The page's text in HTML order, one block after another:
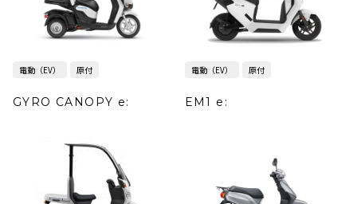
電動（EV） 原付
GYRO CANOPY e:
電動（EV） 原付
EM1 e: